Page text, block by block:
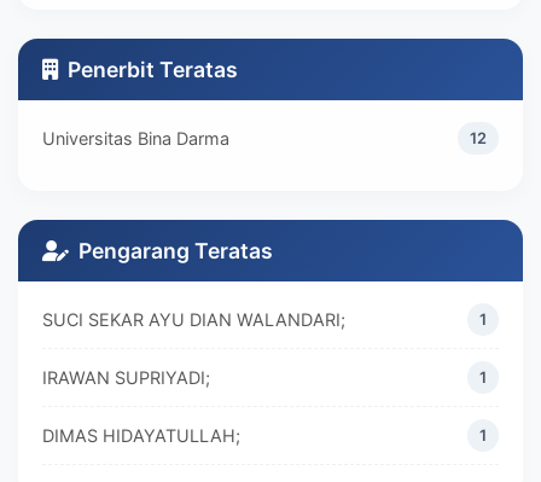
Penerbit Teratas
Universitas Bina Darma 12
Pengarang Teratas
SUCI SEKAR AYU DIAN WALANDARI; 1
IRAWAN SUPRIYADI; 1
DIMAS HIDAYATULLAH; 1